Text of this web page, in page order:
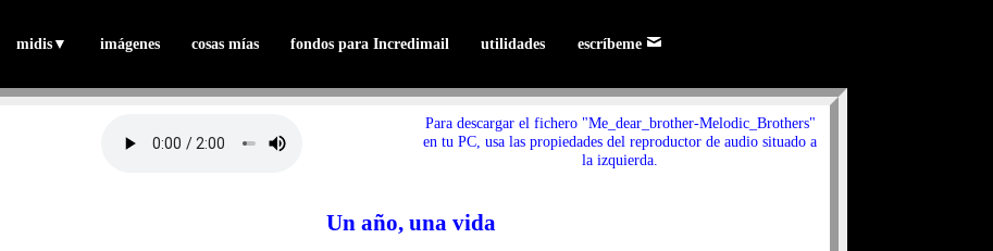
midis▼ imágenes cosas mías fondos para Incredimail utilidades escríbeme
Para descargar el fichero "Me_dear_brother-Melodic_Brothers"
en tu PC, usa las propiedades del reproductor de audio situado a
la izquierda.
Un año, una vida